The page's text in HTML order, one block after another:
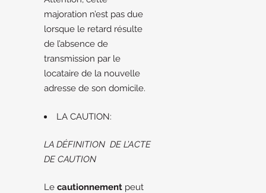
majoration n’est pas due
lorsque le retard résulte
de l’absence de
transmission par le
locataire de la nouvelle
adresse de son domicile.
LA CAUTION:
LA DÉFINITION DE L’ACTE
DE CAUTION
Le cautionnement peut